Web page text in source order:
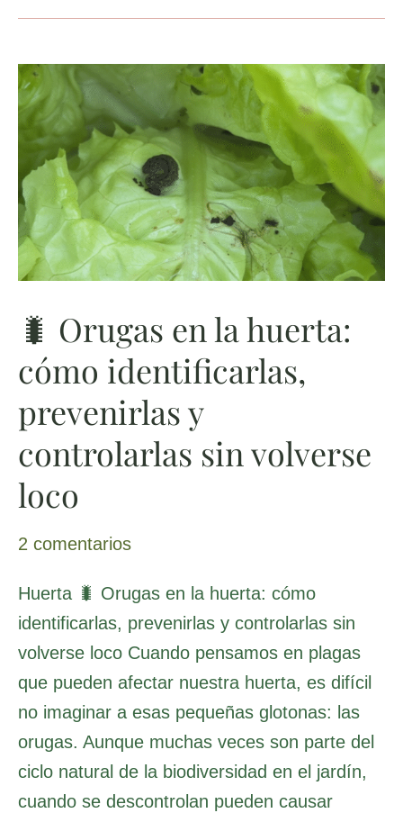
🐛 Orugas en la huerta:
cómo identificarlas,
prevenirlas y
controlarlas sin volverse
loco
2 comentarios
Huerta 🐛 Orugas en la huerta: cómo
identificarlas, prevenirlas y controlarlas sin
volverse loco Cuando pensamos en plagas
que pueden afectar nuestra huerta, es difícil
no imaginar a esas pequeñas glotonas: las
orugas. Aunque muchas veces son parte del
ciclo natural de la biodiversidad en el jardín,
cuando se descontrolan pueden causar
🐛
Orugas
en
huerta:
cómo
identificarlas,
prevenirlas
controlarlas
sin
volverse
loco